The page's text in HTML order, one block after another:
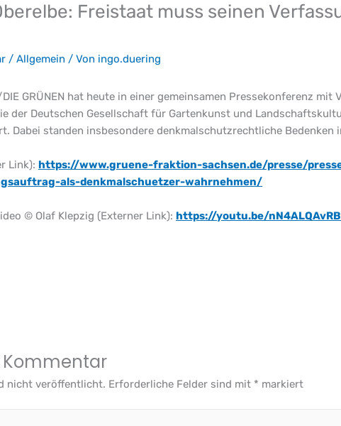
Freistaat muss seinen
/ Allgemein / Von ingo.duering
GRÜNEN hat heute in einer gemeinsamen Pressekonferenz
der Deutschen Gesellschaft für Gartenkunst und
Dabei standen insbesondere denkmalschutzrechtliche Bedenken
Link): https://www.gruene-fraktion-sachsen.de/presse/
als-denkmalschuetzer-wahrnehmen/
© Olaf Klepzig (Externer Link): https://youtu.be/
Kommentar
nicht veröffentlicht. Erforderliche Felder sind mit * markiert